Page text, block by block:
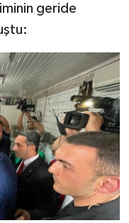
geride